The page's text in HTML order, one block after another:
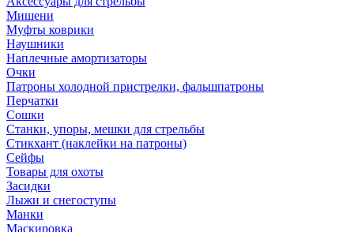
Мишени
Муфты коврики
Наушники
Наплечные амортизаторы
Очки
Патроны холодной пристрелки, фальшпатроны
Перчатки
Сошки
Станки, упоры, мешки для стрельбы
Стикхант (наклейки на патроны)
Сейфы
Товары для охоты
Засидки
Лыжи и снегоступы
Манки
Маскировка